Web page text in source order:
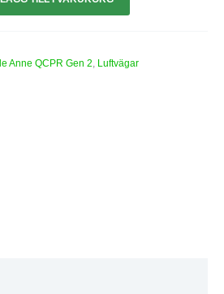
Anne QCPR Gen 2, Luftvägar